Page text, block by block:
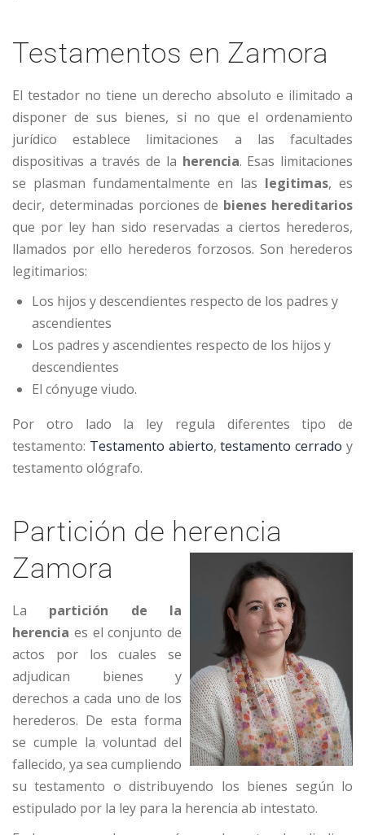
Testamentos en Zamora
El testador no tiene un derecho absoluto e ilimitado a
disponer de sus bienes, si no que el ordenamiento
jurídico establece limitaciones a las facultades
dispositivas a través de la herencia. Esas limitaciones
se plasman fundamentalmente en las legitimas, es
decir, determinadas porciones de bienes hereditarios
que por ley han sido reservadas a ciertos herederos,
llamados por ello herederos forzosos. Son herederos
legitimarios:
Los hijos y descendientes respecto de los padres y
ascendientes
Los padres y ascendientes respecto de los hijos y
descendientes
El cónyuge viudo.
Por otro lado la ley regula diferentes tipo de
testamento: Testamento abierto,testamento cerrado y
testamento ológrafo.
Partición de herencia
Zamora
La partición de la
herencia es el conjunto de
actos por los cuales se
adjudican bienes y
derechos a cada uno de los
herederos. De esta forma
se cumple la voluntad del
fallecido, ya sea cumpliendo
su testamento o distribuyendo los bienes según lo
estipulado por la ley para la herencia ab intestato.